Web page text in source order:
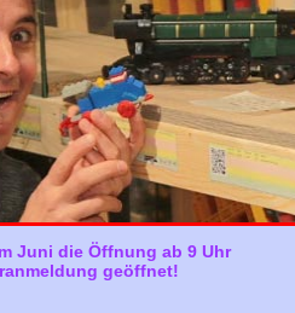
Juni die Öffnung ab 9 Uhr
geöffnet!